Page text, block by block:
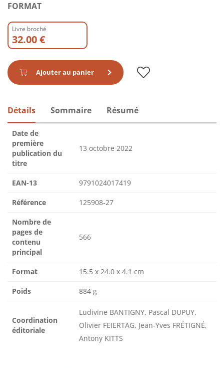
FORMAT
Livre broché
32.00 €
Ajouter au panier
Détails Sommaire Résumé
Date de
première
publication du
titre
13 octobre 2022
EAN-13 9791024017419
Référence 125908-27
Nombre de
pages de
contenu
principal
566
Format 15.5 x 24.0 x 4.1 cm
Poids 884 g
Coordination
éditoriale
Ludivine BANTIGNY, Pascal DUPUY,
Olivier FEIERTAG, Jean-Yves FRÉTIGNÉ,
Antony KITTS